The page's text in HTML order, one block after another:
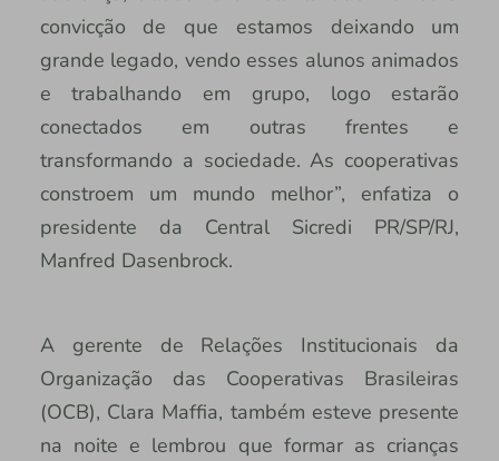
convicção de que estamos deixando um
grande legado, vendo esses alunos animados
e trabalhando em grupo, logo estarão
conectados em outras frentes e
transformando a sociedade. As cooperativas
constroem um mundo melhor”, enfatiza o
presidente da Central Sicredi PR/SP/RJ,
Manfred Dasenbrock.
A gerente de Relações Institucionais da
Organização das Cooperativas Brasileiras
(OCB), Clara Maffia, também esteve presente
na noite e lembrou que formar as crianças